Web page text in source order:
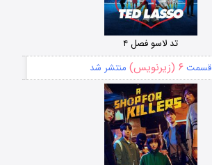
تد لاسو فصل ۴
قسمت ۶ (زیرنویس) منتشر شد